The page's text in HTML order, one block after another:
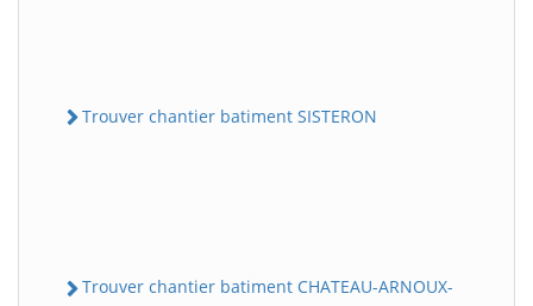
Trouver chantier batiment SISTERON
Trouver chantier batiment CHATEAU-ARNOUX-